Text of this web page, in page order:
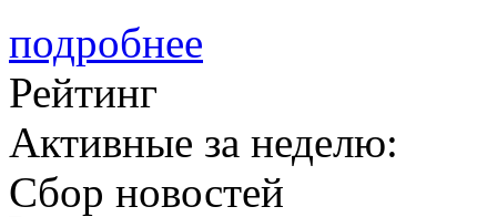
подробнее
Рейтинг
Активные за неделю:
Сбор новостей